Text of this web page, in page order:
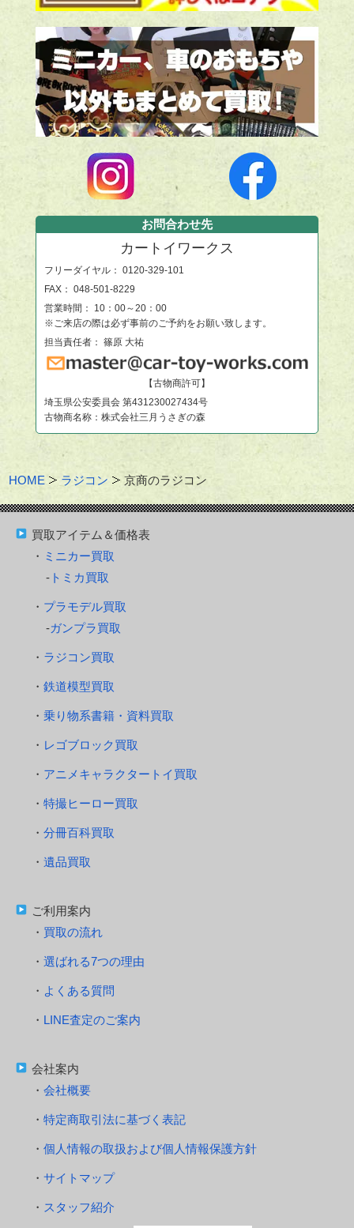
お問合わせ先
カートイワークス
フリーダイヤル： 0120-329-101
FAX： 048-501-8229
営業時間： 10：00～20：00
※ご来店の際は必ず事前のご予約をお願い致します。
担当責任者： 篠原 大祐
【古物商許可】
埼玉県公安委員会 第431230027434号
古物商名称：株式会社三月うさぎの森
HOME ラジコン 京商のラジコン
買取アイテム＆価格表
ミニカー買取
トミカ買取
プラモデル買取
ガンプラ買取
ラジコン買取
鉄道模型買取
乗り物系書籍・資料買取
レゴブロック買取
アニメキャラクタートイ買取
特撮ヒーロー買取
分冊百科買取
遺品買取
ご利用案内
買取の流れ
選ばれる7つの理由
よくある質問
LINE査定のご案内
会社案内
会社概要
特定商取引法に基づく表記
個人情報の取扱および個人情報保護方針
サイトマップ
スタッフ紹介